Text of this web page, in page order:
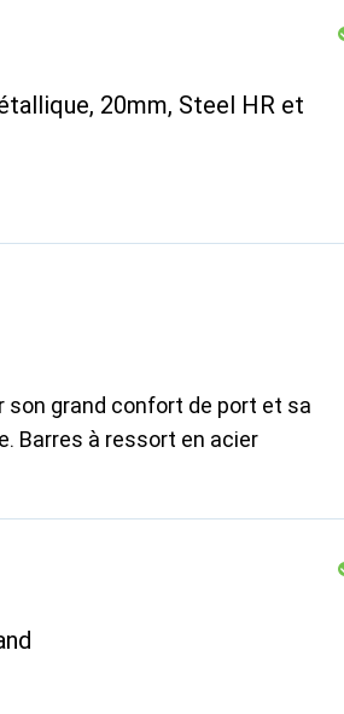
20mm, Steel HR et
son grand confort de port et sa
Barres à ressort en acier